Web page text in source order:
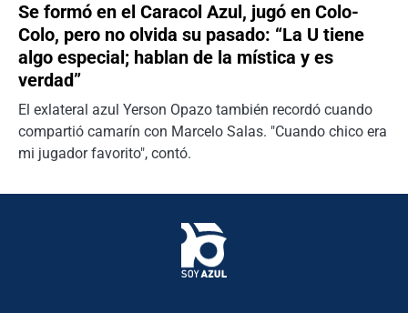
Se formó en el Caracol Azul, jugó en Colo-
Colo, pero no olvida su pasado: “La U tiene
algo especial; hablan de la mística y es
verdad”
El exlateral azul Yerson Opazo también recordó cuando
compartió camarín con Marcelo Salas. "Cuando chico era
mi jugador favorito", contó.